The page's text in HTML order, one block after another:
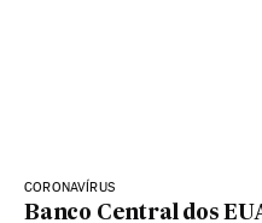
CORONAVÍRUS
Banco Central dos